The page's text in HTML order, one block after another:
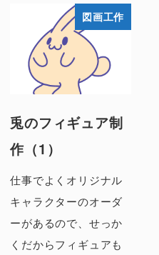
図画工作
兎のフィギュア制
作（1）
仕事でよくオリジナル
キャラクターのオーダ
ーがあるので、せっか
くだからフィギュアも